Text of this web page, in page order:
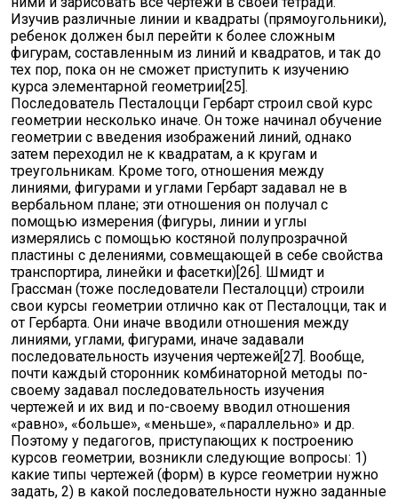
Изучив различные линии и квадраты (прямоугольники),
ребенок должен был перейти к более сложным
фигурам, составленным из линий и квадратов, и так до
тех пор, пока он не сможет приступить к изучению
курса элементарной геометрии[25].
Последователь Песталоцци Гербарт строил свой курс
геометрии несколько иначе. Он тоже начинал обучение
геометрии с введения изображений линий, однако
затем переходил не к квадратам, а к кругам и
треугольникам. Кроме того, отношения между
линиями, фигурами и углами Гербарт задавал не в
вербальном плане; эти отношения он получал с
помощью измерения (фигуры, линии и углы
измерялись с помощью костяной полупрозрачной
пластины с делениями, совмещающей в себе свойства
транспортира, линейки и фасетки)[26]. Шмидт и
Грассман (тоже последователи Песталоцци) строили
свои курсы геометрии отлично как от Песталоцци, так и
от Гербарта. Они иначе вводили отношения между
линиями, углами, фигурами, иначе задавали
последовательность изучения чертежей[27]. Вообще,
почти каждый сторонник комбинаторной методы по-
своему задавал последовательность изучения
чертежей и их вид и по-своему вводил отношения
«равно», «больше», «меньше», «параллельно» и др.
Поэтому у педагогов, приступающих к построению
курсов геометрии, возникли следующие вопросы: 1)
какие типы чертежей (форм) в курсе геометрии нужно
задать, 2) в какой последовательности нужно заданные